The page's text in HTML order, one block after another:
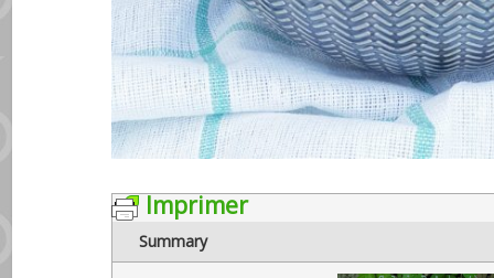
Imprimer
Summary